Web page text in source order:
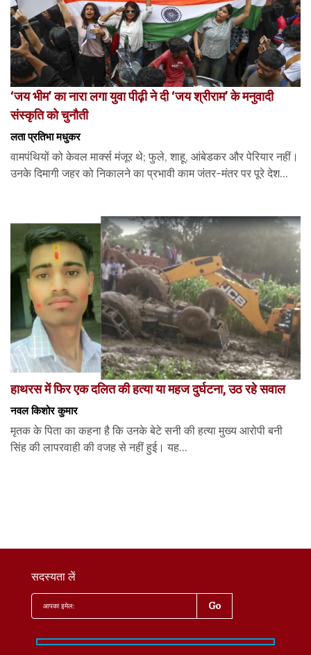
‘जय भीम’ का नारा लगा युवा पीढ़ी ने दी ‘जय श्रीराम’ के मनुवादी
संस्कृति को चुनौती
लता प्रतिभा मधुकर
वामपंथियों को केवल मार्क्स मंजूर थे; फुले, शाहू, आंबेडकर और पेरियार नहीं।
उनके दिमागी जहर को निकालने का प्रभावी काम जंतर-मंतर पर पूरे देश...
हाथरस में फिर एक दलित की हत्या या महज दुर्घटना, उठ रहे सवाल
नवल किशोर कुमार
मृतक के पिता का कहना है कि उनके बेटे सनी की हत्या मुख्य आरोपी बनी
सिंह की लापरवाही की वजह से नहीं हुई। यह...
सदस्यता लें